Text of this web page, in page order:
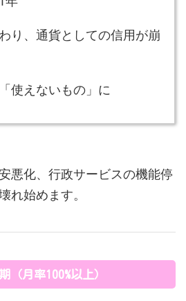
り、通貨としての信用が崩
使えないもの」に
悪化、行政サービスの機能停
れ始めます。
（月率100%以上）